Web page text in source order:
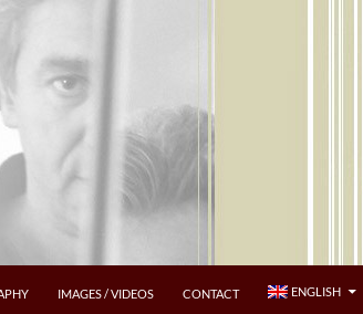
IMAGES / VIDEOS CONTACT ENGLISH